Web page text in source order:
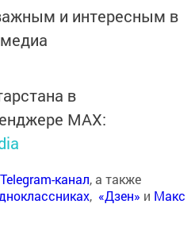
и интересным в
в
MАХ:
Telegram-канал, а также
, «Дзен» и Макс